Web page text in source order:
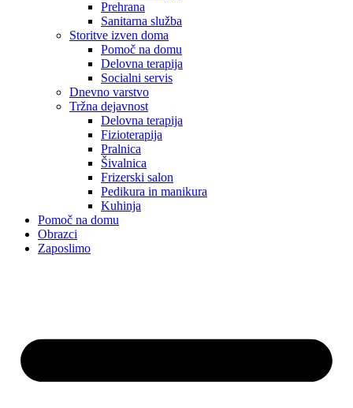
Prehrana
Sanitarna služba
Storitve izven doma
Pomoč na domu
Delovna terapija
Socialni servis
Dnevno varstvo
Tržna dejavnost
Delovna terapija
Fizioterapija
Pralnica
Šivalnica
Frizerski salon
Pedikura in manikura
Kuhinja
Pomoč na domu
Obrazci
Zaposlimo